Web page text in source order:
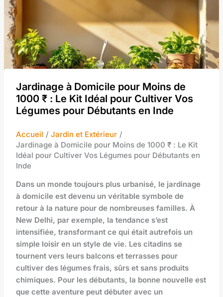
Jardinage à Domicile pour Moins de
1000 ₹ : Le Kit Idéal pour Cultiver Vos
Légumes pour Débutants en Inde
Accueil
Jardin et Extérieur
Jardinage à Domicile pour Moins de 1000 ₹ : Le Kit
Idéal pour Cultiver Vos Légumes pour Débutants en
Inde
Dans un monde toujours plus urbanisé, le jardinage
à domicile est devenu un véritable symbole de
retour à la nature pour de nombreuses familles. À
New Delhi, par exemple, la tendance s’est
intensifiée, transformant ce qui était autrefois un
simple loisir en un style de vie. Les citadins se
tournent vers leurs balcons et terrasses pour
cultiver des légumes frais, sûrs et sans produits
chimiques. Pour les débutants, la bonne nouvelle est
que cette aventure peut débuter avec un